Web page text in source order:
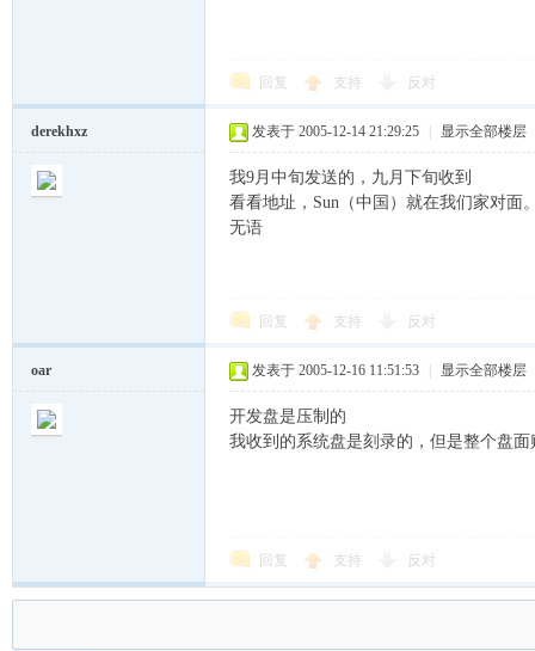
回复 支持 反对
derekhxz 发表于 2005-12-14 21:29:25 显示全部楼层
我9月中旬发送的，九月下旬收到
看看地址，Sun（中国）就在我们家对面
无语
回复 支持 反对
oar 发表于 2005-12-16 11:51:53 显示全部楼层
开发盘是压制的
我收到的系统盘是刻录的，但是整个盘
回复 支持 反对